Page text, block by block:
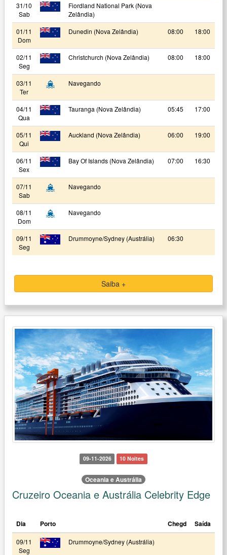
31/10
Sab
Fiordland National Park (Nova
Zelândia)
01/11
Dom
Dunedin (Nova Zelândia) 08:00 18:00
02/11
Seg
Christchurch (Nova Zelândia) 08:00 18:00
03/11
Ter
Navegando
04/11
Qua
Tauranga (Nova Zelândia) 05:45 17:00
05/11
Qui
Auckland (Nova Zelândia) 06:00 19:00
06/11
Sex
Bay Of Islands (Nova Zelândia) 07:00 16:30
07/11
Sab
Navegando
08/11
Dom
Navegando
09/11
Seg
Drummoyne/Sydney (Austrália) 06:30
Saiba +
09-11-2026 10 Noites
Oceania e Austrália
Cruzeiro Oceania e Austrália Celebrity Edge
Dia Porto Chegd Saída
09/11
Seg
Drummoyne/Sydney (Austrália)